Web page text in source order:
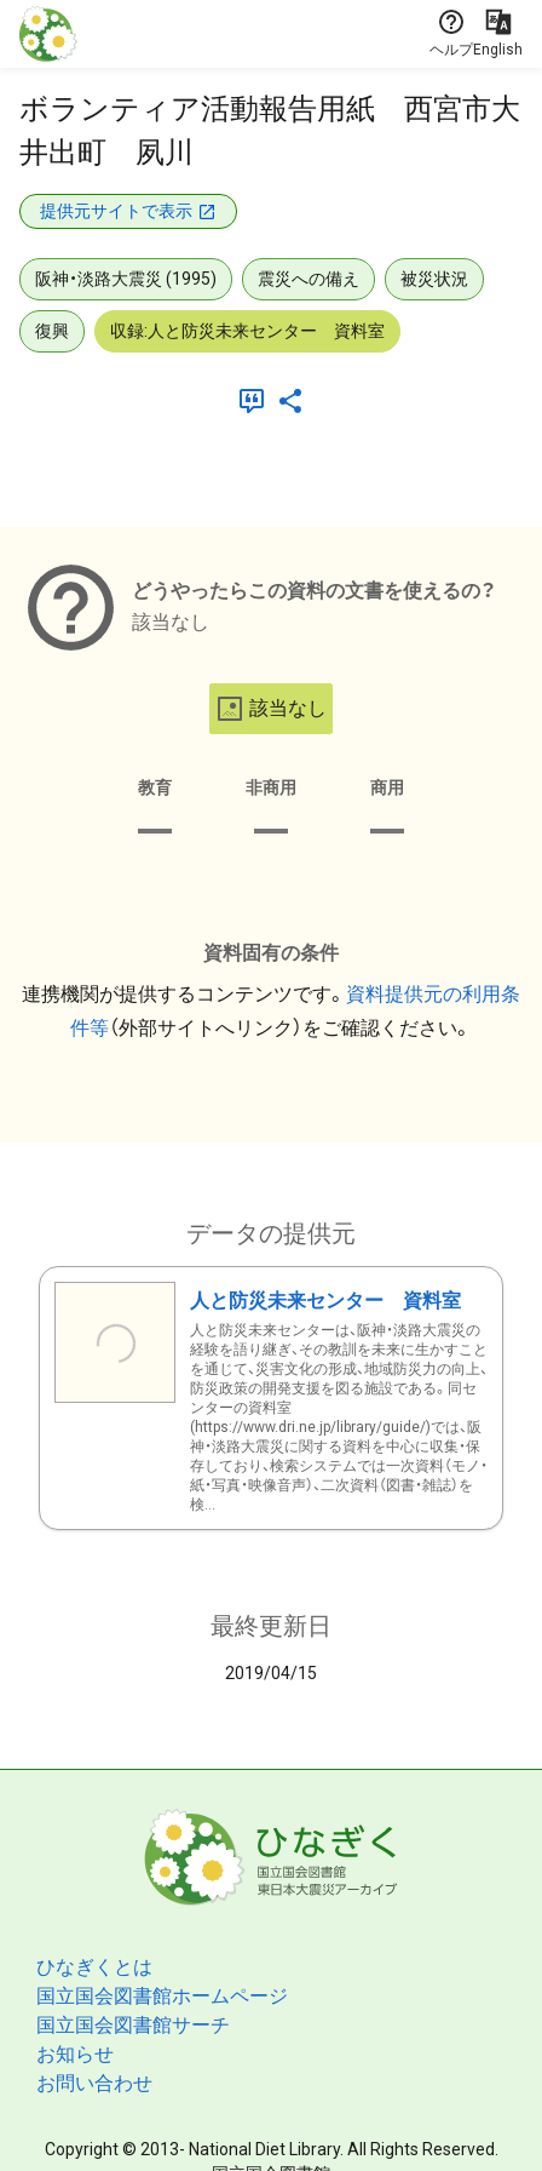
本文に飛ぶ
ヘルプEnglish
ボランティア活動報告用紙 西宮市大
井出町 夙川
提供元サイトで表示
阪神・淡路大震災 (1995) 震災への備え 被災状況
復興 収録:人と防災未来センター 資料室
どうやったらこの資料の文書を使えるの？
該当なし
該当なし
教育 非商用 商用
資料固有の条件
連携機関が提供するコンテンツです。 資料提供元の利用条
件等（外部サイトへリンク）をご確認ください。
データの提供元
人と防災未来センター 資料室
人と防災未来センターは、阪神・淡路大震災の
経験を語り継ぎ、その教訓を未来に生かすこと
を通じて、災害文化の形成、地域防災力の向上、
防災政策の開発支援を図る施設である。同セ
ンターの資料室
(https://www.dri.ne.jp/library/guide/)では、阪
神・淡路大震災に関する資料を中心に収集・保
存しており、検索システムでは一次資料（モノ・
紙・写真・映像音声）、二次資料（図書・雑誌）を
検...
最終更新日
2019/04/15
ひなぎくとは
国立国会図書館ホームページ
国立国会図書館サーチ
お知らせ
お問い合わせ
Copyright © 2013- National Diet Library. All Rights Reserved.